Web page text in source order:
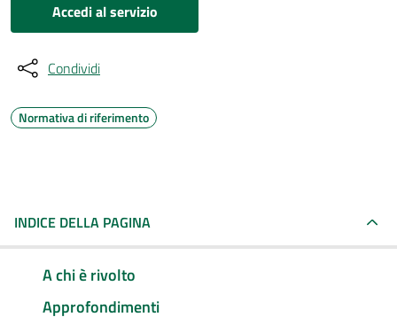
Accedi al servizio
Condividi
Normativa di riferimento
INDICE DELLA PAGINA
A chi è rivolto
Approfondimenti